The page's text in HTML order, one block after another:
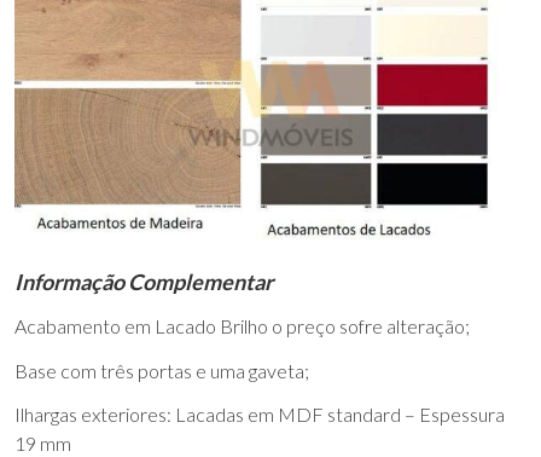
Informação Complementar
Acabamento em Lacado Brilho o preço sofre alteração;
Base com três portas e uma gaveta;
Ilhargas exteriores: Lacadas em MDF standard – Espessura
19 mm